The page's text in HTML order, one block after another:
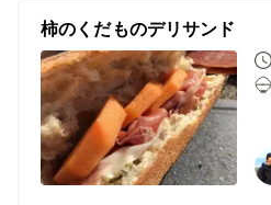
柿のくだものデリサンド